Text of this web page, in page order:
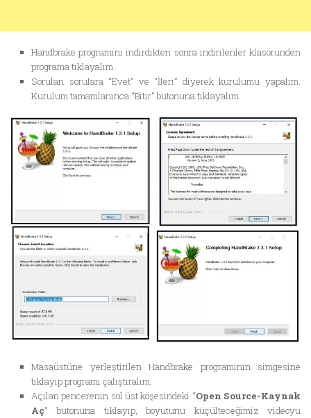
Handbrake programını indirdikten sonra indirilenler klasöründen
programa tıklayalım.
Sorulan sorulara “Evet” ve “İleri” diyerek kurulumu yapalım.
Kurulum tamamlanınca “Bitir” butonuna tıklayalım.
Masaüstüne yerleştirilen Handbrake programının simgesine
tıklayıp programı çalıştıralım.
Açılan pencerenin sol üst köşesindeki “Open Source-Kaynak
Aç” butonuna tıklayıp, boyutunu küçülteceğimiz videoyu